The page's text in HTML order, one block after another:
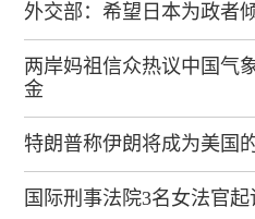
外交部：希望日本为政者
两岸妈祖信众热议中国气
金
特朗普称伊朗将成为美国
国际刑事法院3名女法官